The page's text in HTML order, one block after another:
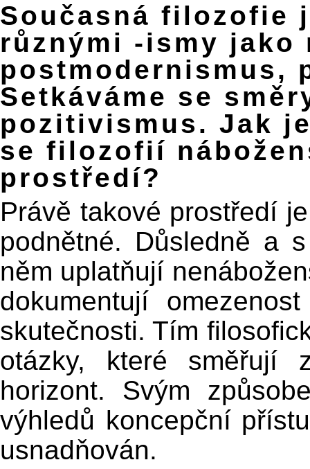
Současná filozofie
různými -ismy jako
postmodernismus,
Setkáváme se
pozitivismus. Jak
se filozofií
prostředí?
Právě takové prostředí
podnětné. Důsledně a
něm uplatňují
dokumentují
skutečnosti. Tím
otázky, které směřují
horizont. Svým
výhledů koncepční
usnadňován.